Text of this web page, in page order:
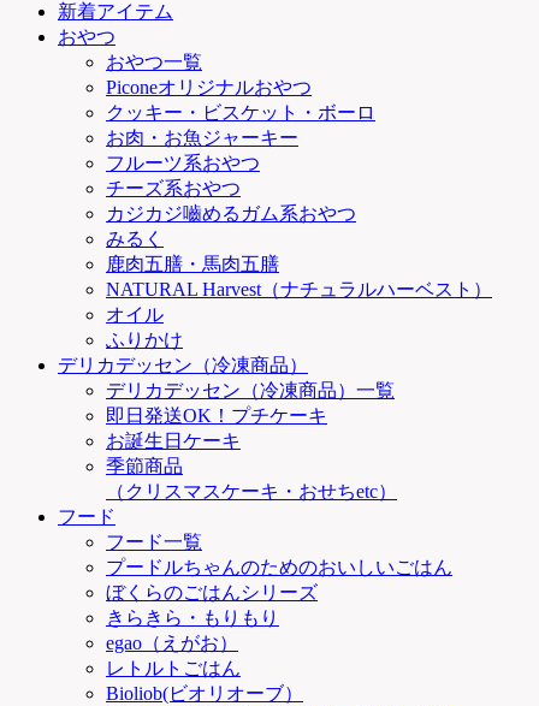
新着アイテム
おやつ
おやつ一覧
Piconeオリジナルおやつ
クッキー・ビスケット・ボーロ
お肉・お魚ジャーキー
フルーツ系おやつ
チーズ系おやつ
カジカジ嚙めるガム系おやつ
みるく
鹿肉五膳・馬肉五膳
NATURAL Harvest（ナチュラルハーベスト）
オイル
ふりかけ
デリカデッセン（冷凍商品）
デリカデッセン（冷凍商品）一覧
即日発送OK！プチケーキ
お誕生日ケーキ
季節商品
（クリスマスケーキ・おせちetc）
フード
フード一覧
プードルちゃんのためのおいしいごはん
ぼくらのごはんシリーズ
きらきら・もりもり
egao（えがお）
レトルトごはん
Bioliob(ビオリオーブ）